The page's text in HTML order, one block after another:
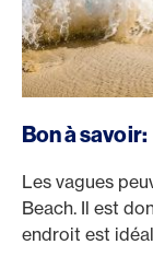
Bon à savoir:
Les vagues
Beach. Il est
endroit est